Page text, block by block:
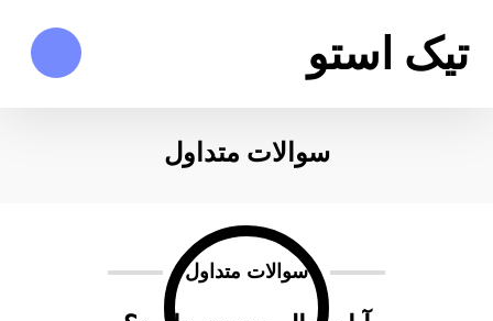
تیک استو
سوالات متداول
سوالات متداول